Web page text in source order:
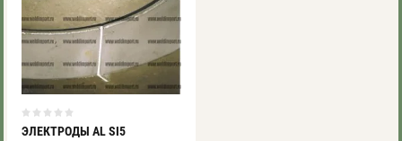
ЭЛЕКТРОДЫ AL SI5